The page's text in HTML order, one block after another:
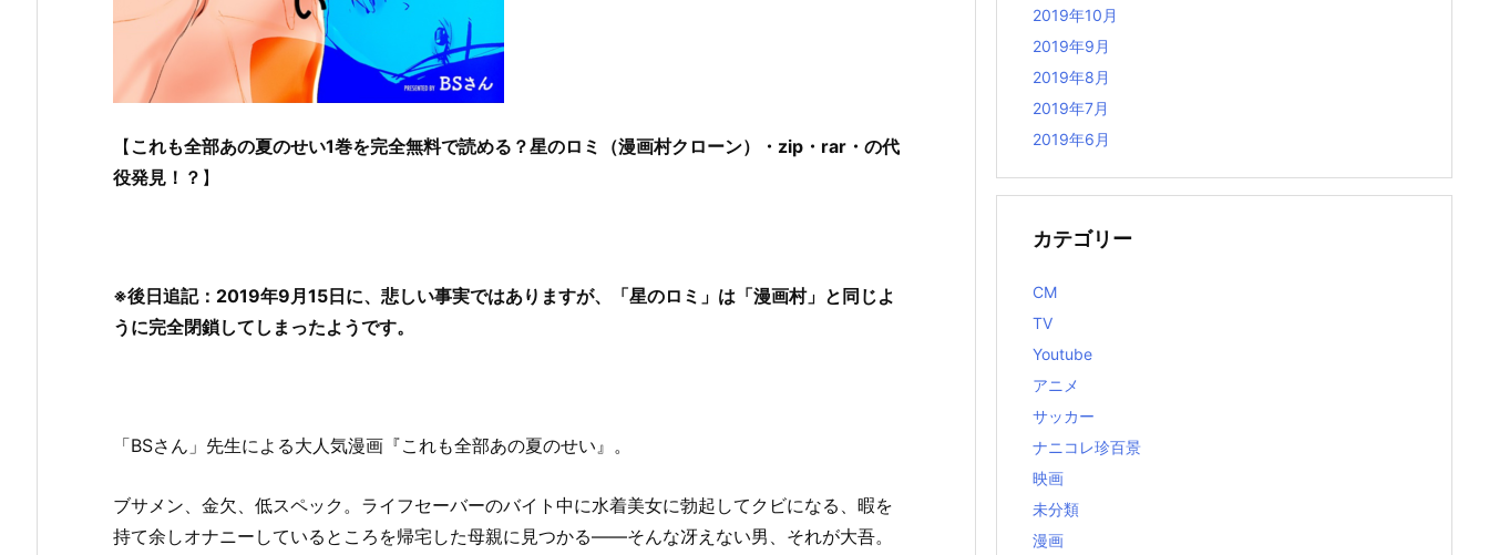
【 これも全部あの夏のせい1巻を完全無料で読める？星のロミ（漫画村クローン）・zip・rar・の代
役発見！？ 】
※後日追記：2019年9月15日に、悲しい事実ではありますが、「星のロミ」は「漫画村」と同じよ
うに完全閉鎖してしまったようです。
「BSさん」先生による大人気漫画『これも全部あの夏のせい』。
ブサメン、金欠、低スペック。ライフセーバーのバイト中に水着美女に勃起してクビになる、暇を
持て余しオナニーしているところを帰宅した母親に見つかる――そんな冴えない男、それが大吾。
2019年10月
2019年9月
2019年8月
2019年7月
2019年6月
カテゴリー
CM
TV
Youtube
アニメ
サッカー
ナニコレ珍百景
映画
未分類
漫画